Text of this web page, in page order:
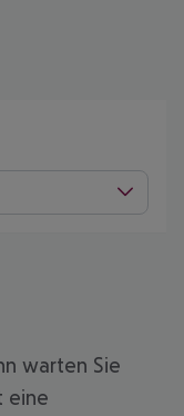
warten Sie
eine